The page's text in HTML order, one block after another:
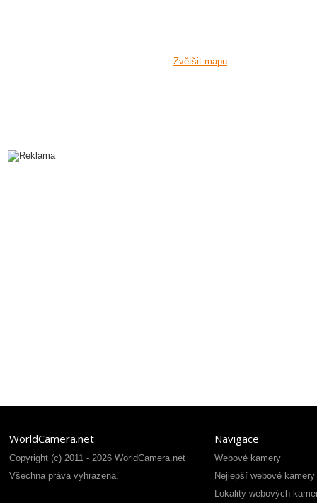
Zvětšit mapu
WorldCamera.net
Copyright (c) 2011 - 2026 WorldCamera.net
Všechna práva vyhrazena.
Navigace
Webové kamery
Nejlepší webové kamery
Lokality webových